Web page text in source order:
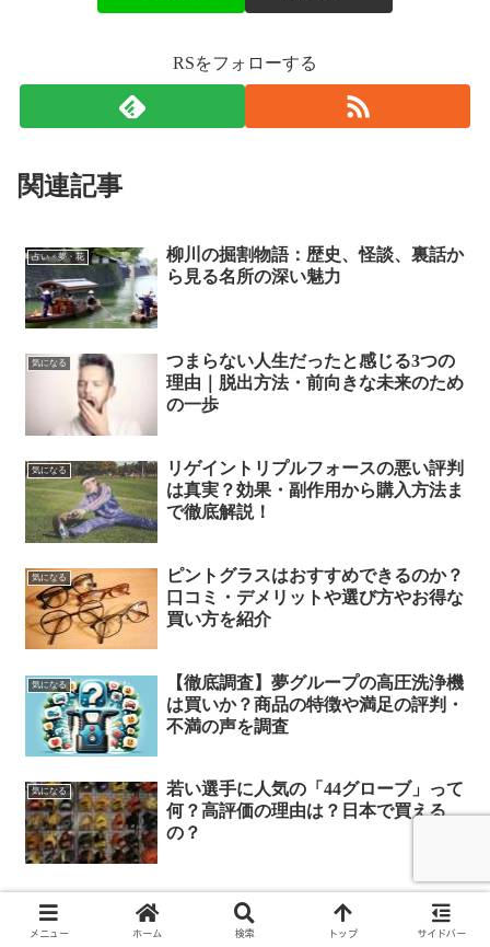
RSをフォローする
関連記事
占い・夢・花
柳川の掘割物語：歴史、怪談、裏話か
ら見る名所の深い魅力
気になる
つまらない人生だったと感じる3つの
理由｜脱出方法・前向きな未来のため
の一歩
気になる
リゲイントリプルフォースの悪い評判
は真実？効果・副作用から購入方法ま
で徹底解説！
気になる
ピントグラスはおすすめできるのか？
口コミ・デメリットや選び方やお得な
買い方を紹介
気になる
【徹底調査】夢グループの高圧洗浄機
は買いか？商品の特徴や満足の評判・
不満の声を調査
気になる
若い選手に人気の「44グローブ」って
何？高評価の理由は？日本で買える
の？
スポンサーリンク
メニュー ホーム 検索 トップ サイドバー